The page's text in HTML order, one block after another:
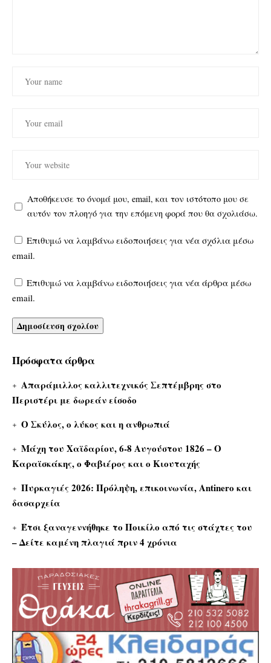
Αποθήκευσε το όνομά μου, email, και τον ιστότοπο μου σε
αυτόν τον πλοηγό για την επόμενη φορά που θα σχολιάσω.
Επιθυμώ να λαμβάνω ειδοποιήσεις για νέα σχόλια μέσω
email.
Επιθυμώ να λαμβάνω ειδοποιήσεις για νέα άρθρα μέσω
email.
Πρόσφατα άρθρα
Απαράμιλλος καλλιτεχνικός Σεπτέμβρης στο
Περιστέρι με δωρεάν είσοδο
Ο Σκύλος, ο λύκος και η ανθρωπιά
Μάχη του Χαϊδαρίου, 6-8 Αυγούστου 1826 – Ο
Καραϊσκάκης, ο Φαβιέρος και ο Κιουταχής
Πυρκαγιές 2026: Πρόληψη, επικοινωνία, Antinero και
δασαρχεία
Έτσι ξαναγεννήθηκε το Ποικίλο από τις στάχτες του
– Δείτε καμένη πλαγιά πριν 4 χρόνια